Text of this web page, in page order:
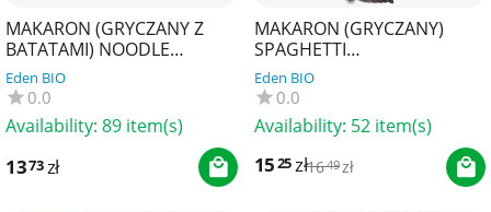
MAKARON (GRYCZANY Z
BATATAMI) NOODLE
SPAGHETTI
BEZGLUTENOWY BIO 250 g -
TERRASANA
Eden BIO
0.0
Availability: 89 item(s)
1373zł
MAKARON (GRYCZANY)
SPAGHETTI
BEZGLUTENOWY BIO 250 g -
RAPUNZEL
Eden BIO
0.0
Availability: 52 item(s)
1525zł1649 zł